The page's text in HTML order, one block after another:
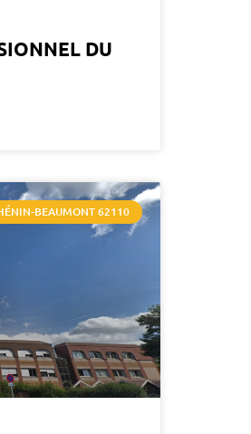
DU
BEAUMONT 62110